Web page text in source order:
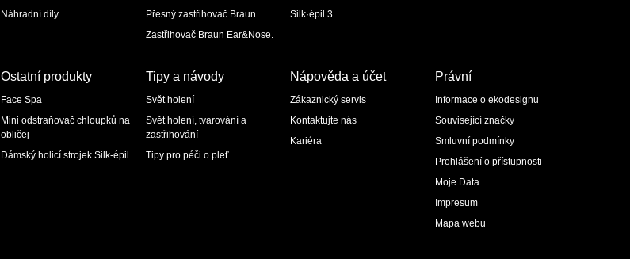
Náhradní díly
Přesný zastřihovač Braun
Zastřihovač Braun Ear&Nose.
Silk·épil 3
Ostatní produkty
Face Spa
Mini odstraňovač chloupků na
obličej
Dámský holicí strojek Silk-épil
Tipy a návody
Svět holení
Svět holení, tvarování a
zastřihování
Tipy pro péči o pleť
Nápověda a účet
Zákaznický servis
Kontaktujte nás
Kariéra
Právní
Informace o ekodesignu
Související značky
Smluvní podmínky
Prohlášení o přístupnosti
Moje Data
Impresum
Mapa webu